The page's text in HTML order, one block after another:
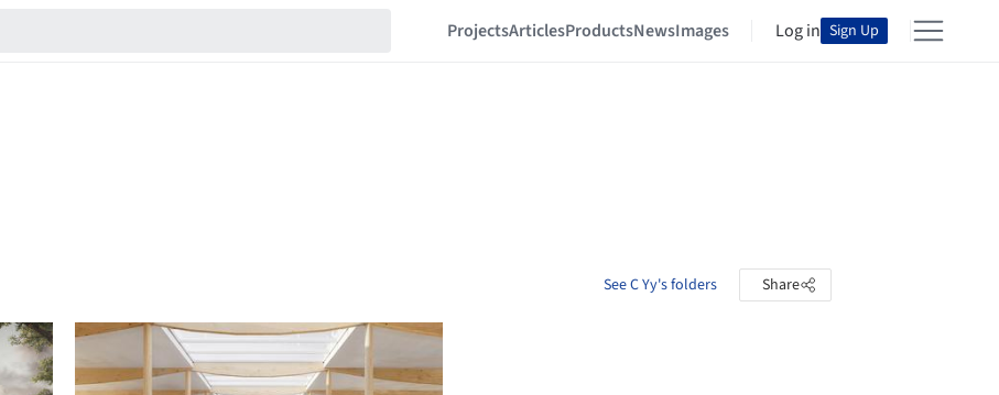
ProjectsArticlesProductsNewsImages Log in Sign Up
See C Yy's folders Share